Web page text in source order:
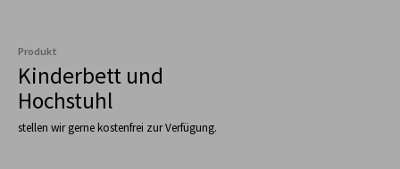
Produkt
Kinderbett und
Hochstuhl
stellen wir gerne kostenfrei zur Verfügung.